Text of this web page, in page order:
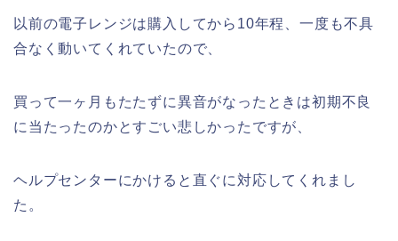
以前の電子レンジは購入してから10年程、一度も不具
合なく動いてくれていたので、
買って一ヶ月もたたずに異音がなったときは初期不良
に当たったのかとすごい悲しかったですが、
ヘルプセンターにかけると直ぐに対応してくれまし
た。